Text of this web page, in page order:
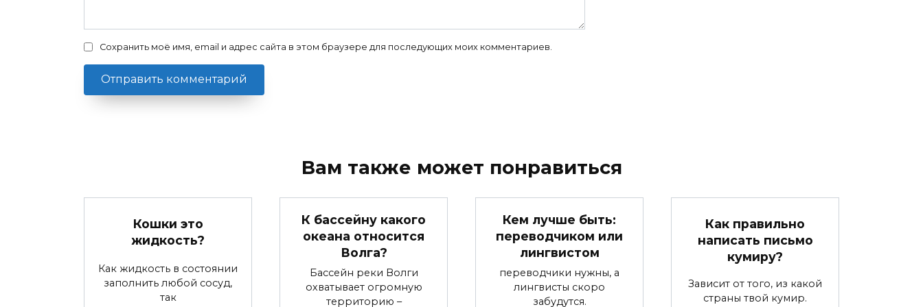
Сохранить моё имя, email и адрес сайта в этом браузере для последующих моих комментариев.
Вам также может понравиться
Кошки это
жидкость?
Как жидкость в состоянии
заполнить любой сосуд,
так
К бассейну какого
океана относится
Волга?
Бассейн реки Волги
охватывает огромную
территорию –
Кем лучше быть:
переводчиком или
лингвистом
переводчики нужны, а
лингвисты скоро
забудутся.
Как правильно
написать письмо
кумиру?
Зависит от того, из какой
страны твой кумир.